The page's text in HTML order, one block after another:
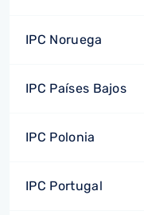
IPC Noruega
IPC Países Bajos
IPC Polonia
IPC Portugal